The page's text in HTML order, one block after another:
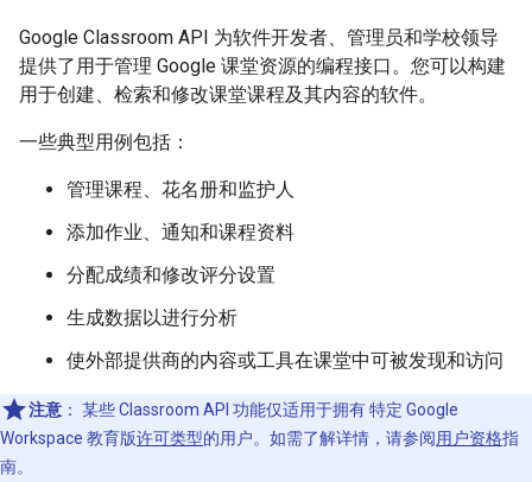
Google Classroom API 为软件开发者、管理员和学校领导
提供了用于管理 Google 课堂资源的编程接口。您可以构建
用于创建、检索和修改课堂课程及其内容的软件。
一些典型用例包括：
管理课程、花名册和监护人
添加作业、通知和课程资料
分配成绩和修改评分设置
生成数据以进行分析
使外部提供商的内容或工具在课堂中可被发现和访问
注意 ： 某些 Classroom API 功能仅适用于拥有 特定 Google
Workspace 教育版许可类型的用户。如需了解详情，请参阅用户资格指
南。